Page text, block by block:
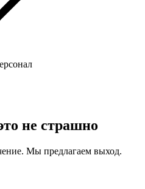
не страшно
Мы предлагаем выход.